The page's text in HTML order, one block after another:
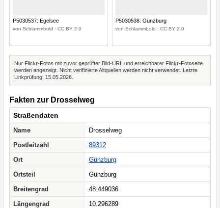
P5030537: Egelsee
von Schlammbold · CC BY 2.0
P5030538: Günzburg
von Schlammbold · CC BY 2.0
Nur Flickr-Fotos mit zuvor geprüfter Bild-URL und erreichbarer Flickr-Fotoseite
werden angezeigt. Nicht verifizierte Altquellen werden nicht verwendet. Letzte
Linkprüfung: 15.05.2026.
Fakten zur Drosselweg
Straßendaten
Name
Drosselweg
Postleitzahl
89312
Ort
Günzburg
Ortsteil
Günzburg
Breitengrad
48.449036
Längengrad
10.296289